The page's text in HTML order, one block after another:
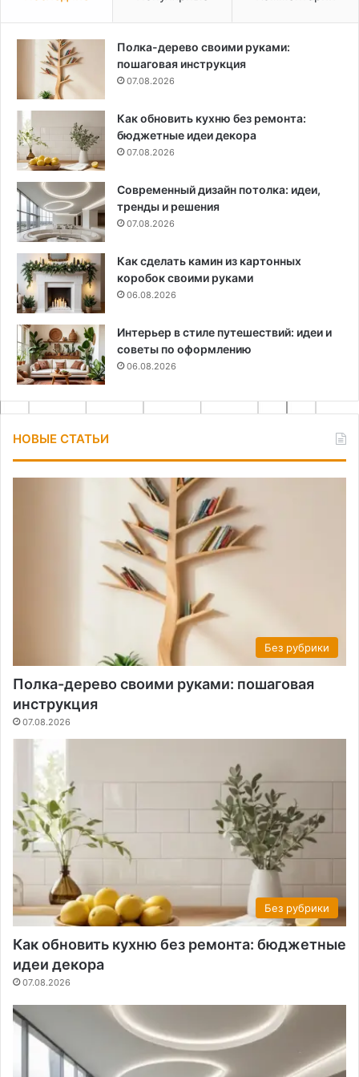
Полка-дерево своими руками:
пошаговая инструкция
07.08.2026
Как обновить кухню без ремонта:
бюджетные идеи декора
07.08.2026
Современный дизайн потолка: идеи,
тренды и решения
07.08.2026
Как сделать камин из картонных
коробок своими руками
06.08.2026
Интерьер в стиле путешествий: идеи и
советы по оформлению
06.08.2026
НОВЫЕ СТАТЬИ
Без рубрики
Полка-дерево своими руками: пошаговая
инструкция
07.08.2026
Без рубрики
Как обновить кухню без ремонта: бюджетные
идеи декора
07.08.2026